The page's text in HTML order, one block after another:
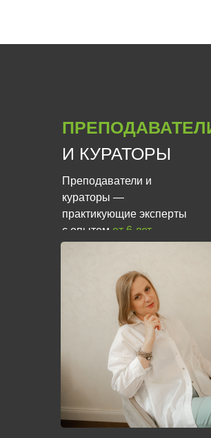
И КУРАТОРЫ
Преподаватели и
кураторы —
практикующие эксперты
с опытом от 6 лет